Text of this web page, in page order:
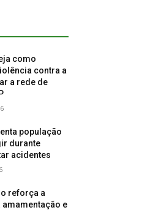
como
contra a
a rede de
população
durante
acidentes
reforça a
e